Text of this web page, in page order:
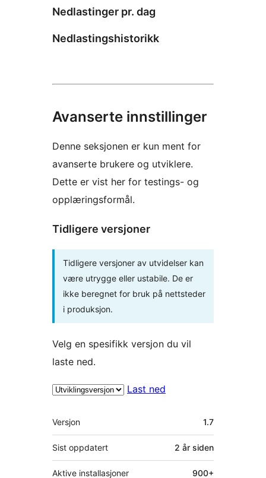
Nedlastinger pr. dag
Nedlastingshistorikk
Avanserte innstillinger
Denne seksjonen er kun ment for
avanserte brukere og utviklere.
Dette er vist her for testings- og
opplæringsformål.
Tidligere versjoner
Tidligere versjoner av utvidelser kan
være utrygge eller ustabile. De er
ikke beregnet for bruk på nettsteder
i produksjon.
Velg en spesifikk versjon du vil
laste ned.
Last ned
Meta
Versjon 1.7
Sist oppdatert 2 år siden
Aktive installasjoner 900+